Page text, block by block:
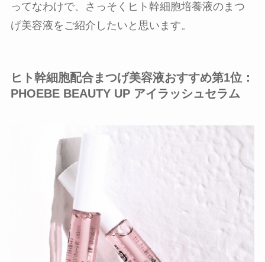
ってなわけで、さっそくヒト幹細胞培養液のまつ
げ美容液をご紹介したいと思います。
ヒト幹細胞配合まつげ美容液おすすめ第1位：
PHOEBE BEAUTY UP アイラッシュセラム